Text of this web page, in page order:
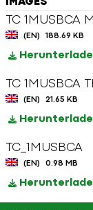
IMAGES
TC
(EN) 188.69 KB
TC
(EN) 21.65 KB
TC_1MUSBCA
(EN) 0.98 MB